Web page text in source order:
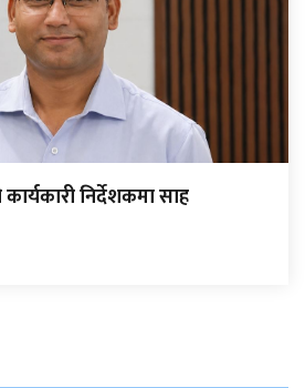
निर्देशकमा साह